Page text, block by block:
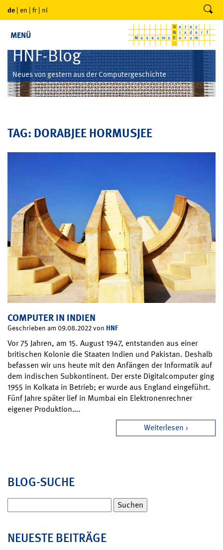
de | en | fr | nl
MENÜ
HNF-Blog
Neues von gestern aus der Computergeschichte
TAG: DORABJEE HORMUSJEE
COMPUTER IN INDIEN
Geschrieben am 09.08.2022 von HNF
Vor 75 Jahren, am 15. August 1947, entstanden aus einer
britischen Kolonie die Staaten Indien und Pakistan. Deshalb
befassen wir uns heute mit den Anfängen der Informatik auf
dem indischen Subkontinent. Der erste Digitalcomputer ging
1955 in Kolkata in Betrieb; er wurde aus England eingeführt.
Fünf Jahre später lief in Mumbai ein Elektronenrechner
eigener Produktion….
Weiterlesen
BLOG-SUCHE
nach:
NEUESTE BEITRÄGE